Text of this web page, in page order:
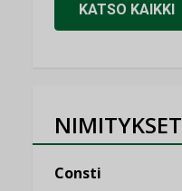
KATSO KAIKKI
NIMITYKSET
Consti